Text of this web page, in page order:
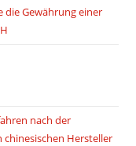
die Gewährung einer
nach der
Hersteller